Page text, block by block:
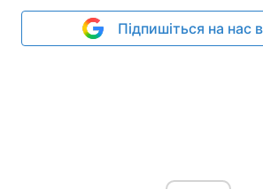
Підпишіться на нас